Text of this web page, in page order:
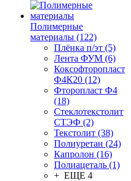
Полимерные
материалы (122)
Плёнка п/эт (5)
Лента ФУМ (6)
Коксофторопласт
Ф4К20 (12)
Фторопласт Ф4
(18)
Стеклотекстолит
СТЭФ (2)
Текстолит (38)
Полиуретан (24)
Капролон (16)
Полиацеталь (1)
+ ЕЩЕ 4